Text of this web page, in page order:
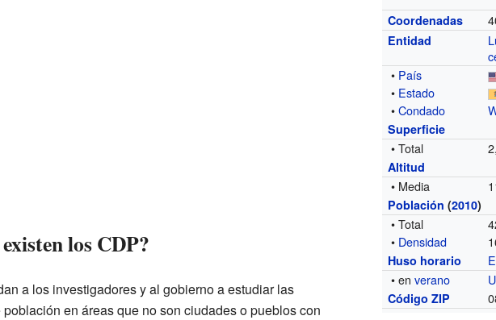
Coordenadas
Entidad
• País
• Estado
•Condado
Superficie
• Total
Altitud
• Media
Población (2010)
• Total
• Densidad
Huso horario
• enverano
Código ZIP
los CDP?
a los investigadores y al gobierno a estudiar las
en áreas que no son ciudades o pueblos con